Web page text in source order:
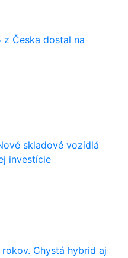
z Česka dostal na
skladové vozidlá
investície
Chystá hybrid aj